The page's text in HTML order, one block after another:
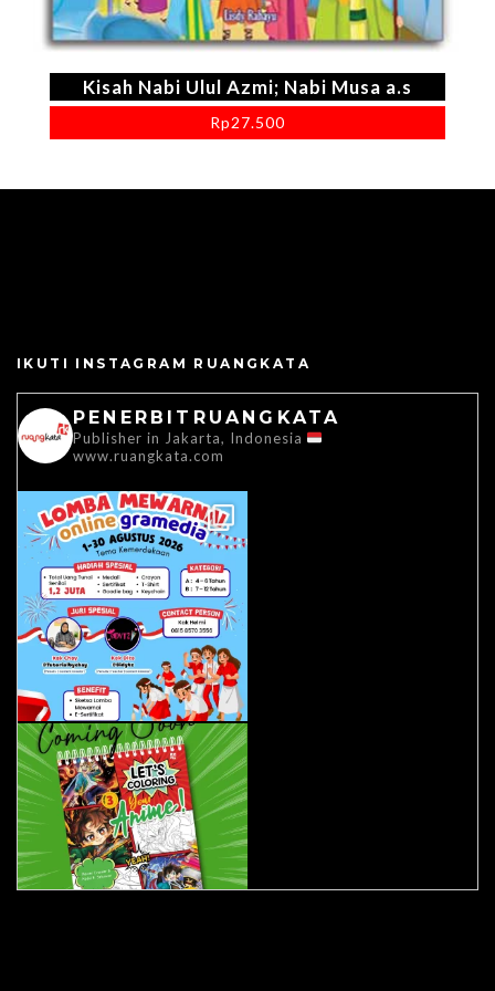
Kisah Nabi Ulul Azmi; Nabi Musa a.s
Rp27.500
IKUTI INSTAGRAM RUANGKATA
PENERBITRUANGKATA
Publisher in Jakarta, Indonesia
www.ruangkata.com